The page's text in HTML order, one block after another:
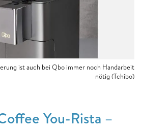
ist auch bei Qbo immer noch Handarbeit
nötig (Tchibo)
You-Rista –